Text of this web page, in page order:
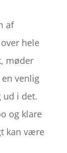
af
hele
møder
venlig
ud i det.
og klare
kan være